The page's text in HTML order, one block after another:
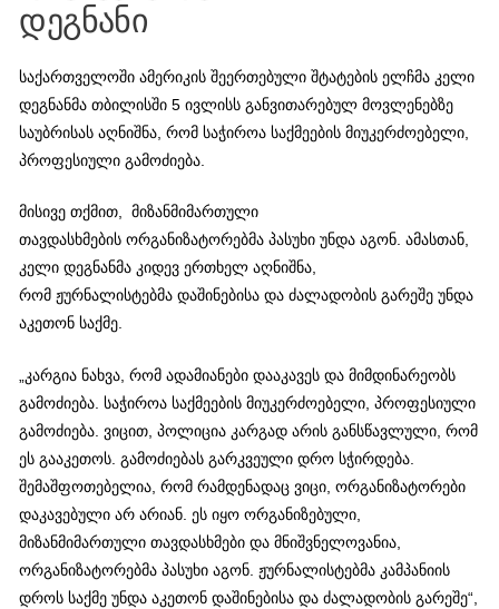
დეგნანი
საქართველოში ამერიკის შეერთებული შტატების ელჩმა კელი
დეგნანმა თბილისში 5 ივლისს განვითარებულ მოვლენებზე
საუბრისას აღნიშნა, რომ საჭიროა საქმეების მიუკერძოებელი,
პროფესიული გამოძიება.
მისივე თქმით, მიზანმიმართული
თავდასხმების ორგანიზატორებმა პასუხი უნდა აგონ. ამასთან,
კელი დეგნანმა კიდევ ერთხელ აღნიშნა,
რომ ჟურნალისტებმა დაშინებისა და ძალადობის გარეშე უნდა
აკეთონ საქმე.
„კარგია ნახვა, რომ ადამიანები დააკავეს და მიმდინარეობს
გამოძიება. საჭიროა საქმეების მიუკერძოებელი, პროფესიული
გამოძიება. ვიცით, პოლიცია კარგად არის განსწავლული, რომ
ეს გააკეთოს. გამოძიებას გარკვეული დრო სჭირდება.
შემაშფოთებელია, რომ რამდენადაც ვიცი, ორგანიზატორები
დაკავებული არ არიან. ეს იყო ორგანიზებული,
მიზანმიმართული თავდასხმები და მნიშვნელოვანია,
ორგანიზატორებმა პასუხი აგონ. ჟურნალისტებმა კამპანიის
დროს საქმე უნდა აკეთონ დაშინებისა და ძალადობის გარეშე“,